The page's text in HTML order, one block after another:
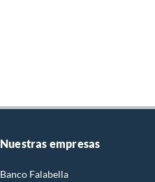
Nuestras empresas
Banco Falabella